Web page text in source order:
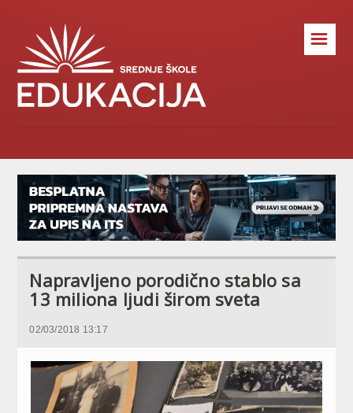
☰
Napravljeno porodično stablo sa
13 miliona ljudi širom sveta
02/03/2018 13:17